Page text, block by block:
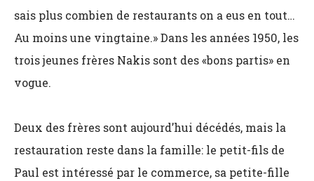
sais plus combien de restaurants on a eus en tout…
Au moins une vingtaine.» Dans les années 1950, les
trois jeunes frères Nakis sont des «bons partis» en
vogue.
Deux des frères sont aujourd’hui décédés, mais la
restauration reste dans la famille: le petit-fils de
Paul est intéressé par le commerce, sa petite-fille